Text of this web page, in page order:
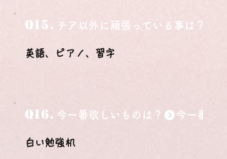
Q15. チア以外に頑張っている事は？
英語、ピアノ、習字
Q16. 今一番欲しいものは？
白い勉強机